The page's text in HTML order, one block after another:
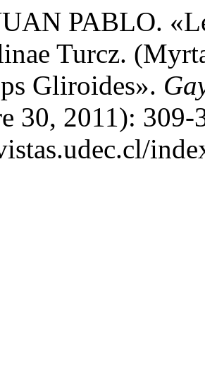
PABLO.
Turcz.
Gliroides».
30, 2011): 309-